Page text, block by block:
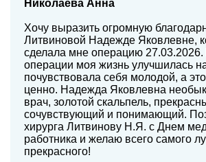
Николаева Анна
Хочу выразить огромную
Литвиновой Надежде Яковлевне,
сделала мне операцию
операции моя жизнь улучшилась
почувствовала себя молодой, а
ценно. Надежда Яковлевна
врач, золотой скальпель,
сочувствующий и понимающий.
хирурга Литвинову Н.Я. с Днем
работника и желаю всего самого
прекрасного!